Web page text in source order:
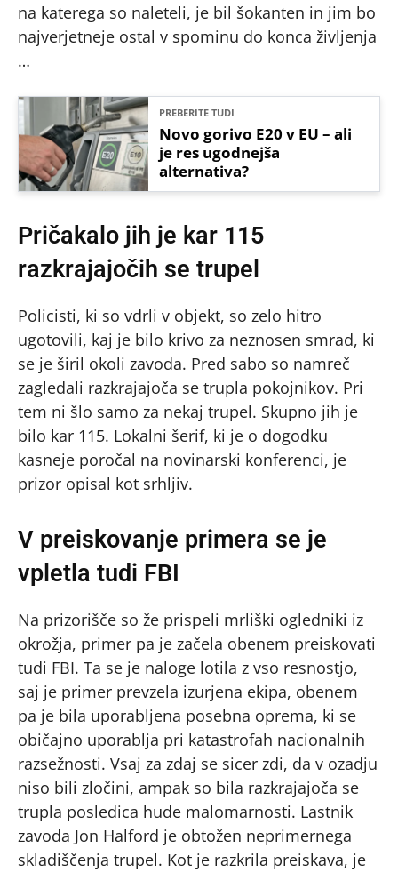
na katerega so naleteli, je bil šokanten in jim bo
najverjetneje ostal v spominu do konca življenja
…
PREBERITE TUDI
Novo gorivo E20 v EU – ali
je res ugodnejša
alternativa?
Pričakalo jih je kar 115
razkrajajočih se trupel
Policisti, ki so vdrli v objekt, so zelo hitro
ugotovili, kaj je bilo krivo za neznosen smrad, ki
se je širil okoli zavoda. Pred sabo so namreč
zagledali razkrajajoča se trupla pokojnikov. Pri
tem ni šlo samo za nekaj trupel. Skupno jih je
bilo kar 115. Lokalni šerif, ki je o dogodku
kasneje poročal na novinarski konferenci, je
prizor opisal kot srhljiv.
V preiskovanje primera se je
vpletla tudi FBI
Na prizorišče so že prispeli mrliški ogledniki iz
okrožja, primer pa je začela obenem preiskovati
tudi FBI. Ta se je naloge lotila z vso resnostjo,
saj je primer prevzela izurjena ekipa, obenem
pa je bila uporabljena posebna oprema, ki se
običajno uporablja pri katastrofah nacionalnih
razsežnosti. Vsaj za zdaj se sicer zdi, da v ozadju
niso bili zločini, ampak so bila razkrajajoča se
trupla posledica hude malomarnosti. Lastnik
zavoda Jon Halford je obtožen neprimernega
skladiščenja trupel. Kot je razkrila preiskava, je